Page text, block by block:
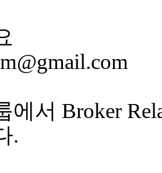
에서 Broker
.